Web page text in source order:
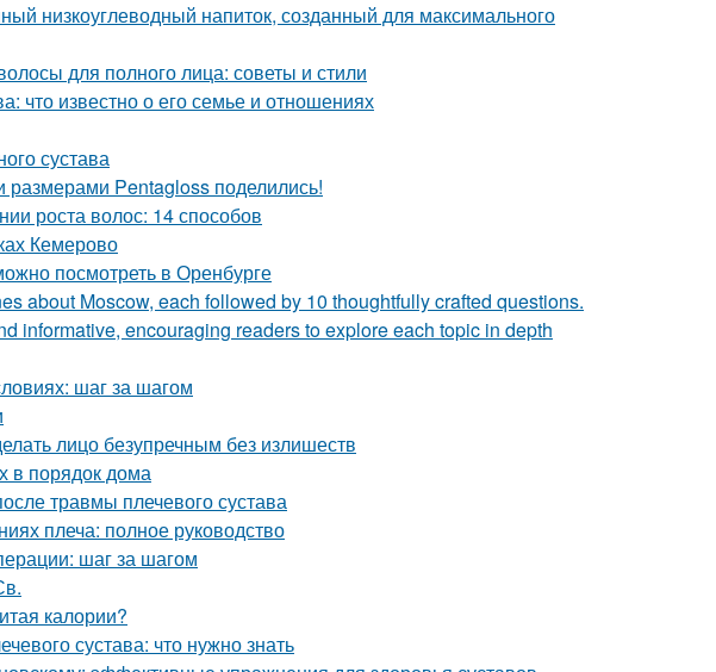
низкоуглеводный напиток, созданный для максимального
для полного лица: советы и стили
что известно о его семье и отношениях
сустава
размерами Pentagloss поделились!
роста волос: 14 способов
Кемерово
посмотреть в Оренбурге
about Moscow, each followed by 10 thoughtfully crafted questions.
informative, encouraging readers to explore each topic in depth
шаг за шагом
лицо безупречным без излишеств
в порядок дома
травмы плечевого сустава
плеча: полное руководство
шаг за шагом
калории?
сустава: что нужно знать